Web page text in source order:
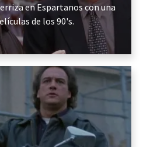
en Espartanos con una
de los 90's.